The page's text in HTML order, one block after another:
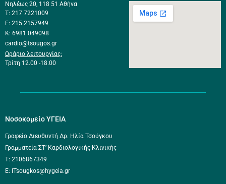
Νηλέως 20, 118 51 Αθήνα
Τ: 217 7221009
F: 215 2157949
K: 6981 049098
cardio@tsougos.gr
Ωράριο λειτουργίας:
Τρίτη 12.00 -18.00
Νοσοκομείο ΥΓΕΙΑ
Γραφείο Διευθυντή Δρ. Ηλία Τσούγκου
Γραμματεία ΣΤ’ Καρδιολογικής Κλινικής
Τ: 2106867349
E: ITsougkos@hygeia.gr